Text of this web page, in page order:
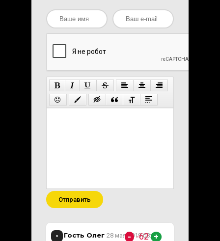
Отправить
Гость Олег 28 мая 2019 08:49
- -62 +